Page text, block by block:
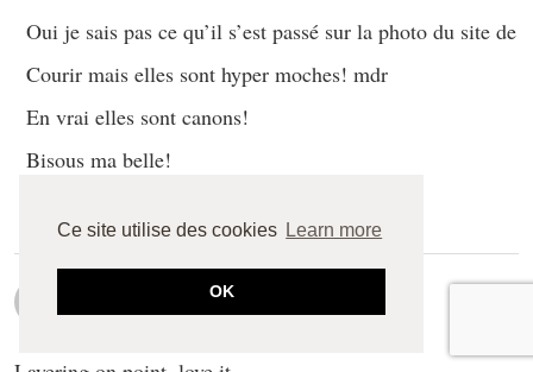
Ce site utilise des cookies Learn more
OK
Oui je sais pas ce qu’il s’est passé sur la photo du site de
Courir mais elles sont hyper moches! mdr
En vrai elles sont canons!
Bisous ma belle!